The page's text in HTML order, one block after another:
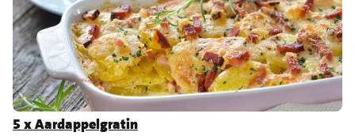
5 x Aardappelgratin